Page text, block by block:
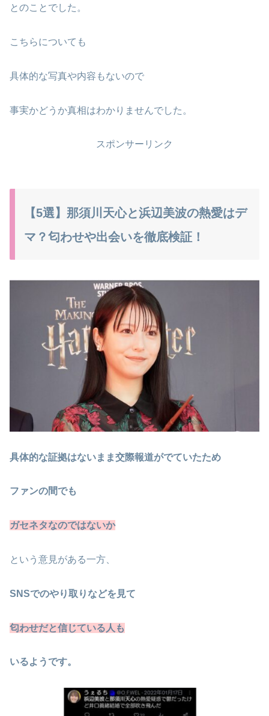
とのことでした。
こちらについても
具体的な写真や内容もないので
事実かどうか真相はわかりませんでした。
スポンサーリンク
【5選】那須川天心と浜辺美波の熱愛はデ
マ？匂わせや出会いを徹底検証！
具体的な証拠はないまま交際報道がでていたため
ファンの間でも
ガセネタなのではないか
という意見がある一方、
SNSでのやり取りなどを見て
匂わせだと信じている人も
いるようです。